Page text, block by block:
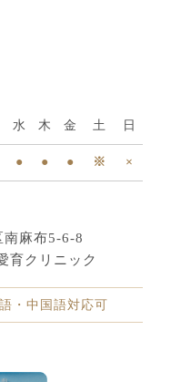
水 木 金 土 日
● ● ● ※ ×
南麻布5-6-8
育クリニック
・中国語対応可